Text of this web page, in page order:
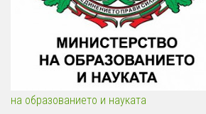
на образованието и науката